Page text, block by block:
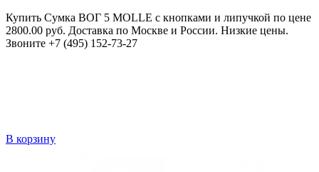
Купить Сумка ВОГ 5 MOLLE с кнопками и липучкой по цене
2800.00 руб. Доставка по Москве и России. Низкие цены.
Звоните +7 (495) 152-73-27
В корзину